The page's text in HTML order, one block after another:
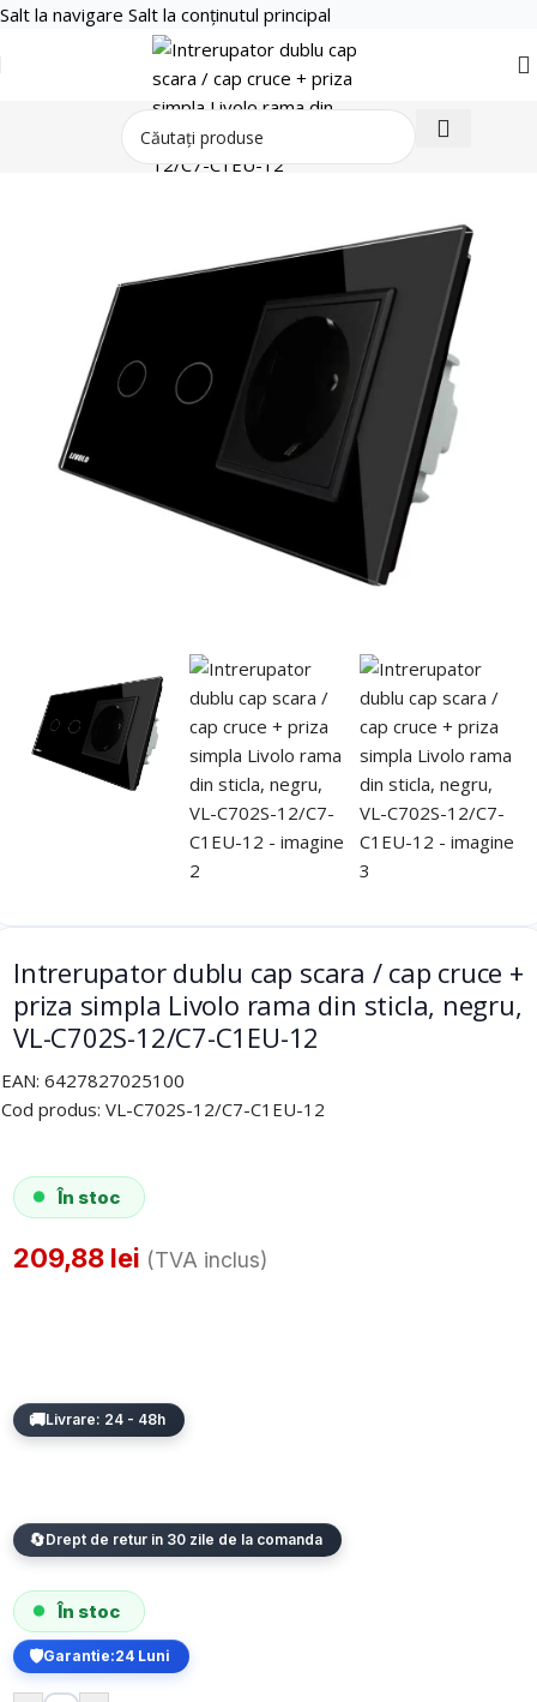
Salt la navigare Salt la conținutul principal
Intrerupator si priza
Intrerupator dublu cap scara / cap cruce +
priza simpla Livolo rama din sticla, negru,
VL-C702S-12/C7-C1EU-12
EAN: 6427827025100
Cod produs: VL-C702S-12/C7-C1EU-12
În stoc
209,88 lei (TVA inclus)
Livrare: 24 - 48h
Drept de retur in 30 zile de la comanda
În stoc
Garantie:24 Luni